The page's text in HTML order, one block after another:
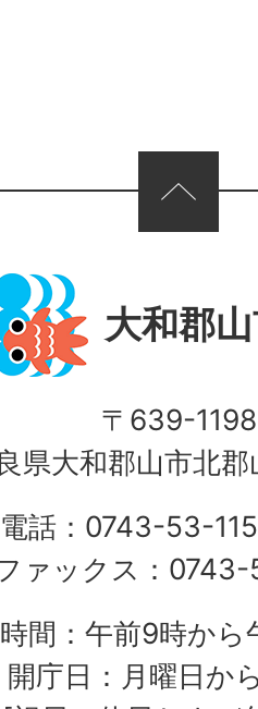
大和郡
〒639-1198
県大和郡山市北
電話：0743-53-
ァックス：
間：午前9時か
開庁日：月曜日か